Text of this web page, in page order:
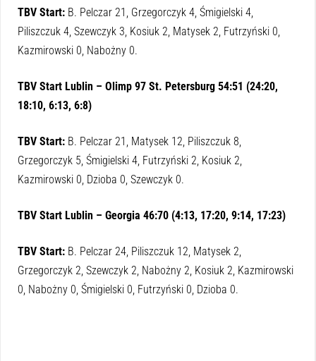
TBV Start: B. Pelczar 21, Grzegorczyk 4, Śmigielski 4,
Piliszczuk 4, Szewczyk 3, Kosiuk 2, Matysek 2, Futrzyński 0,
Kazmirowski 0, Nabożny 0.
TBV Start Lublin – Olimp 97 St. Petersburg 54:51 (24:20,
18:10, 6:13, 6:8)
TBV Start: B. Pelczar 21, Matysek 12, Piliszczuk 8,
Grzegorczyk 5, Śmigielski 4, Futrzyński 2, Kosiuk 2,
Kazmirowski 0, Dzioba 0, Szewczyk 0.
TBV Start Lublin – Georgia 46:70 (4:13, 17:20, 9:14, 17:23)
TBV Start: B. Pelczar 24, Piliszczuk 12, Matysek 2,
Grzegorczyk 2, Szewczyk 2, Nabożny 2, Kosiuk 2, Kazmirowski
0, Nabożny 0, Śmigielski 0, Futrzyński 0, Dzioba 0.